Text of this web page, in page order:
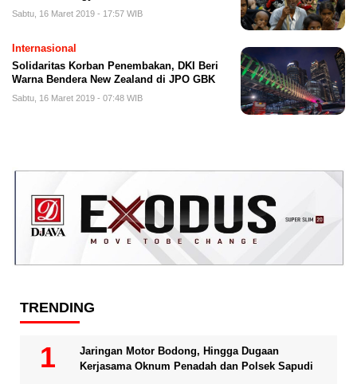
Sabtu, 16 Maret 2019 - 17:57 WIB
Internasional
Solidaritas Korban Penembakan, DKI Beri
Warna Bendera New Zealand di JPO GBK
Sabtu, 16 Maret 2019 - 07:48 WIB
TRENDING
Jaringan Motor Bodong, Hingga Dugaan
Kerjasama Oknum Penadah dan Polsek Sapudi